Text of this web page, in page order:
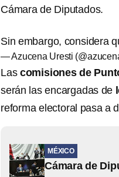
Cámara de Diputados.
Sin embargo, considera
— Azucena Uresti
Las comisiones de
serán las encargadas de
reforma electoral pasa a
MÉXICO
Cámara de